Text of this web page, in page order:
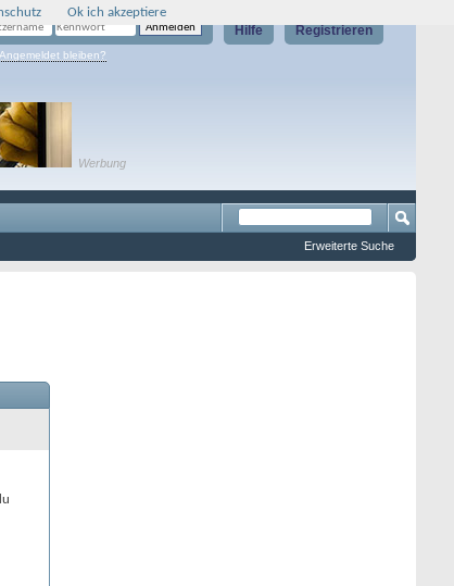
Registrieren
Hilfe
Angemeldet bleiben?
Werbung
Erweiterte Suche
Ok ich akzeptiere